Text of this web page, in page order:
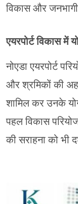
विकास और
एयरपोर्ट विकास में
नोएडा एयरपोर्ट
और श्रमिकों की
शामिल कर उनके
पहल विकास
की सराहना को भी